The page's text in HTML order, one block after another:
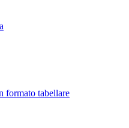
formato tabellare